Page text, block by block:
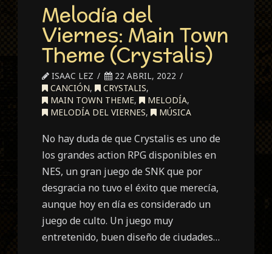
Melodía del
Viernes: Main Town
Theme (Crystalis)
ISAAC LEZ
22 ABRIL, 2022
CANCIÓN, CRYSTALIS,
MAIN TOWN THEME, MELODÍA,
MELODÍA DEL VIERNES, MÚSICA
No hay duda de que Crystalis es uno de
los grandes action RPG disponibles en
NES, un gran juego de SNK que por
desgracia no tuvo el éxito que merecía,
aunque hoy en día es considerado un
juego de culto. Un juego muy
entretenido, buen diseño de ciudades…